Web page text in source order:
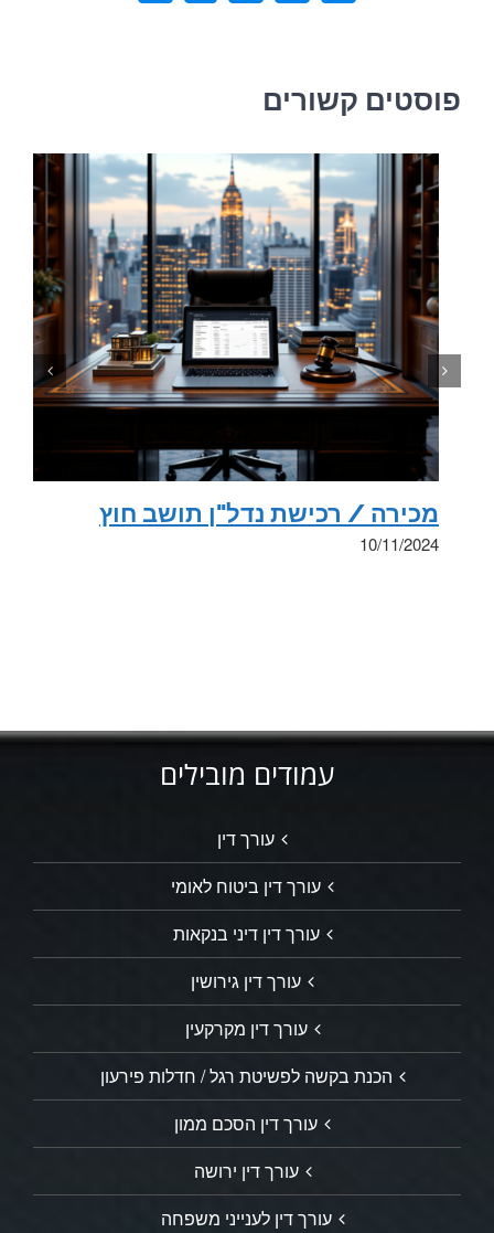
פוסטים קשורים
מכירה / רכישת נדל"ן תושב חוץ
10/11/2024
עמודים מובילים
עורך דין
עורך דין ביטוח לאומי
עורך דין דיני בנקאות
עורך דין גירושין
עורך דין מקרקעין
הכנת בקשה לפשיטת רגל / חדלות פירעון
עורך דין הסכם ממון
עורך דין ירושה
עורך דין לענייני משפחה